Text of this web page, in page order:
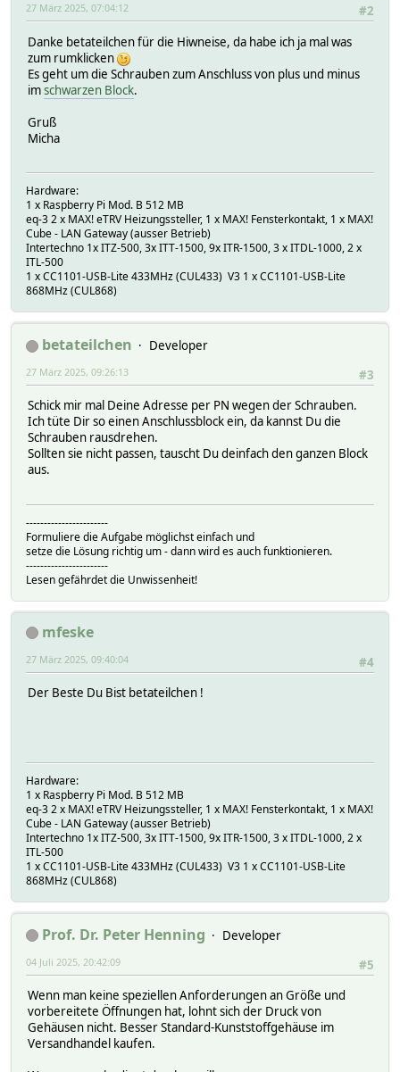
#2
27 März 2025, 07:04:12
Danke betateilchen für die Hiwneise, da habe ich ja mal was
zum rumklicken
Es geht um die Schrauben zum Anschluss von plus und minus
imschwarzen Block.
Gruß
Micha
Hardware:
1 x Raspberry Pi Mod. B 512 MB
eq-3 2 x MAX! eTRV Heizungssteller, 1 x MAX! Fensterkontakt, 1 x MAX!
Cube - LAN Gateway (ausser Betrieb)
Intertechno 1x ITZ-500, 3x ITT-1500, 9x ITR-1500, 3 x ITDL-1000, 2 x
ITL-500
1 x CC1101-USB-Lite 433MHz (CUL433) V3 1 x CC1101-USB-Lite
868MHz (CUL868)
betateilchen
Developer
#3
27 März 2025, 09:26:13
Schick mir mal Deine Adresse per PN wegen der Schrauben.
Ich tüte Dir so einen Anschlussblock ein, da kannst Du die
Schrauben rausdrehen.
Sollten sie nicht passen, tauscht Du deinfach den ganzen Block
aus.
-----------------------
Formuliere die Aufgabe möglichst einfach und
setze die Lösung richtig um - dann wird es auch funktionieren.
-----------------------
Lesen gefährdet die Unwissenheit!
mfeske
#4
27 März 2025, 09:40:04
Der Beste Du Bist betateilchen !
Hardware:
1 x Raspberry Pi Mod. B 512 MB
eq-3 2 x MAX! eTRV Heizungssteller, 1 x MAX! Fensterkontakt, 1 x MAX!
Cube - LAN Gateway (ausser Betrieb)
Intertechno 1x ITZ-500, 3x ITT-1500, 9x ITR-1500, 3 x ITDL-1000, 2 x
ITL-500
1 x CC1101-USB-Lite 433MHz (CUL433) V3 1 x CC1101-USB-Lite
868MHz (CUL868)
Prof. Dr. Peter Henning
Developer
#5
04 Juli 2025, 20:42:09
Wenn man keine speziellen Anforderungen an Größe und
vorbereitete Öffnungen hat, lohnt sich der Druck von
Gehäusen nicht. Besser Standard-Kunststoffgehäuse im
Versandhandel kaufen.